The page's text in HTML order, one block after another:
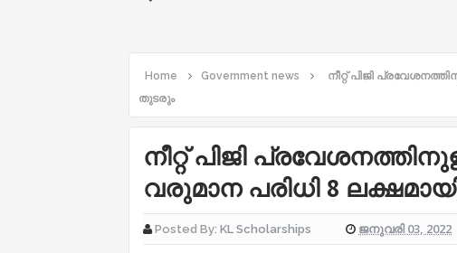
Home Government news
നീറ്റ് പിജി
തുടരും
നീറ്റ് പിജി
വരുമാന പരിധി 8
Posted By: KL Scholarships ജനുവരി 03, 2022